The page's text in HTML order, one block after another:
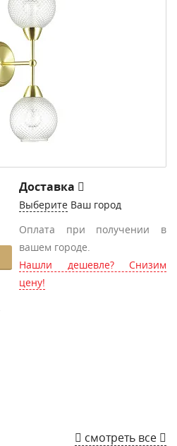
Доставка
Выберите Ваш город
Оплата при получении в
вашем городе.
Нашли дешевле? Снизим
цену!
смотреть все